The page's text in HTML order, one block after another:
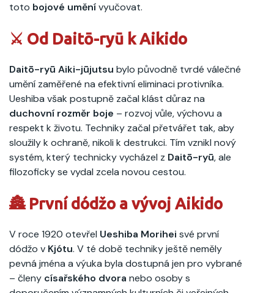
toto bojové uměnívyučovat.
⚔️ Od Daitō-ryū k Aikido
Daitō-ryū Aiki-jūjutsu bylo původně tvrdé válečné
umění zaměřené na efektivní eliminaci protivníka.
Ueshiba však postupně začal klást důraz na
duchovní rozměr boje – rozvoj vůle, výchovu a
respekt k životu. Techniky začal přetvářet tak, aby
sloužily k ochraně, nikoli k destrukci. Tím vznikl nový
systém, který technicky vycházel z Daitō-ryū, ale
filozoficky se vydal zcela novou cestou.
🏯 První dódžo a vývoj Aikido
V roce 1920 otevřel Ueshiba Morihei své první
dódžo v Kjótu. V té době techniky ještě neměly
pevná jména a výuka byla dostupná jen pro vybrané
– členy císařského dvora nebo osoby s